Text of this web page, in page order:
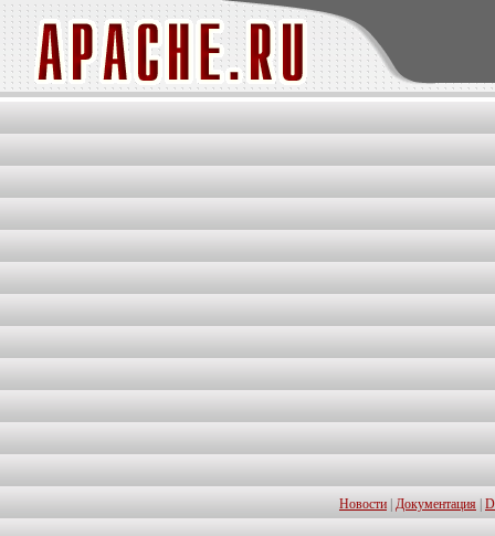
Новости Документация